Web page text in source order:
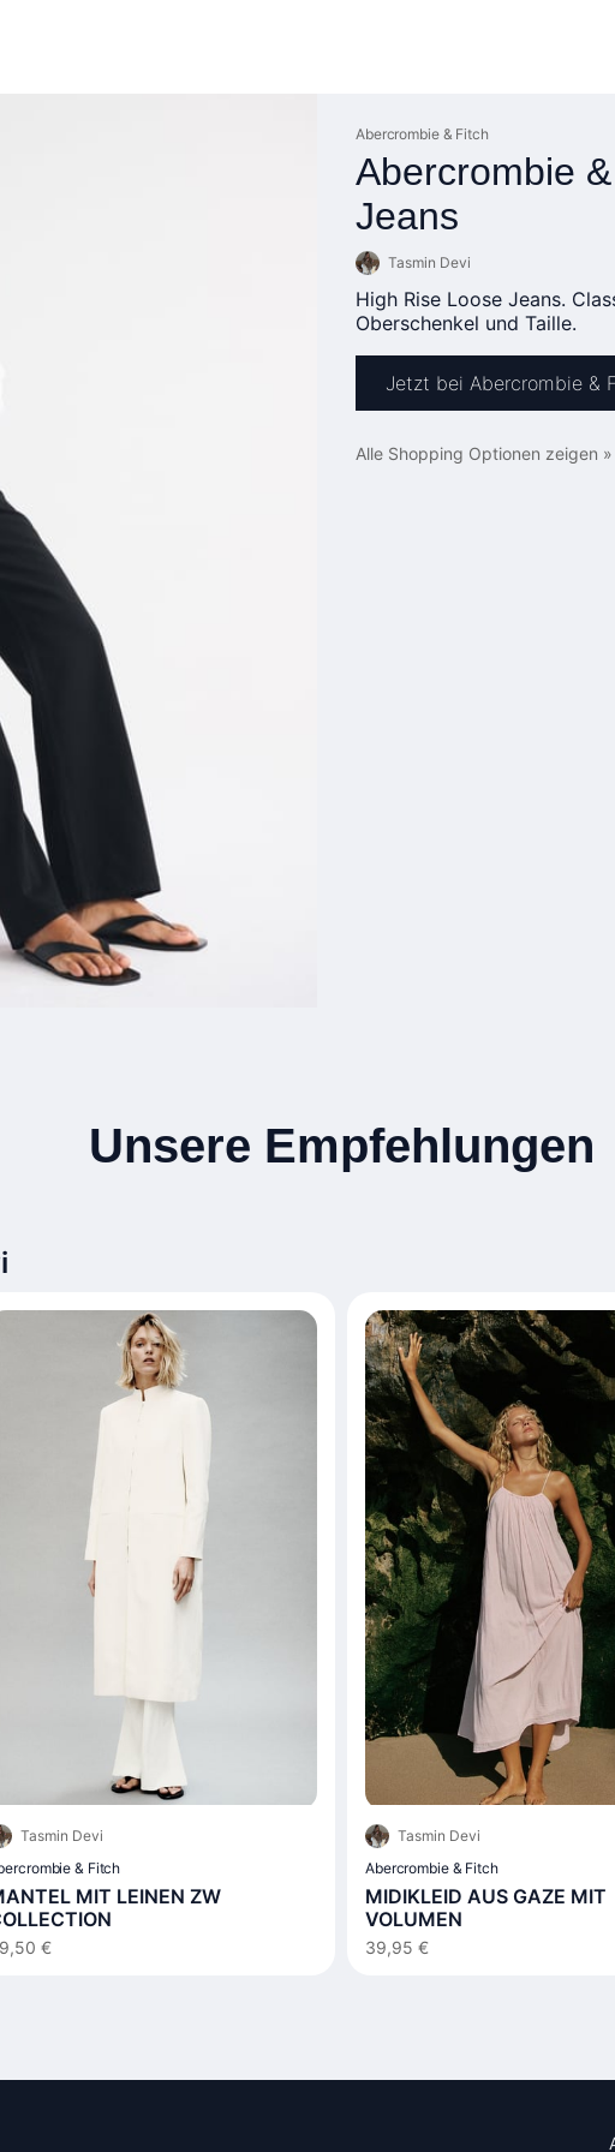
Abercrombie & Fitch
Abercrombie
Jeans
Tasmin Devi
High Rise Loose Jeans.
Oberschenkel und Taille.
Jetzt bei Abercrombie &
Alle Shopping Optionen zeigen »
Unsere Empfehlungen
Tasmin Devi
& Fitch
MIT LEINEN ZW
€
Tasmin Devi
Abercrombie & Fitch
MIDIKLEID AUS GAZE MIT
VOLUMEN
39,95 €